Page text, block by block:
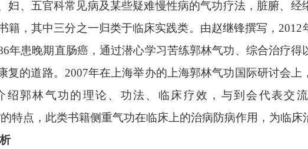
妇、五官科常见病及某些疑难慢性病的气功疗法，脏腑、经
籍，其中三分之一归类于临床实践类。由赵继锋撰写，
年患晚期直肠癌，通过潜心学习苦练郭林气功、综合治疗
复的道路。2007年在上海举办的上海郭林气功国际研讨会
绍郭林气功的理论、功法、临床疗效，与到会代表交
的特点，此类书籍侧重气功在临床上的治病防病作用，为临床